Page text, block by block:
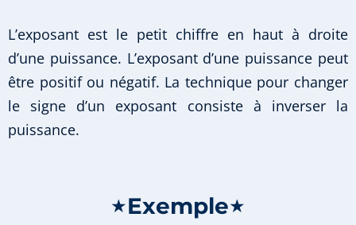
L’exposant est le petit chiffre en haut à droite
d’une puissance. L’exposant d’une puissance peut
être positif ou négatif. La technique pour changer
le signe d’un exposant consiste à inverser la
puissance.
★Exemple★